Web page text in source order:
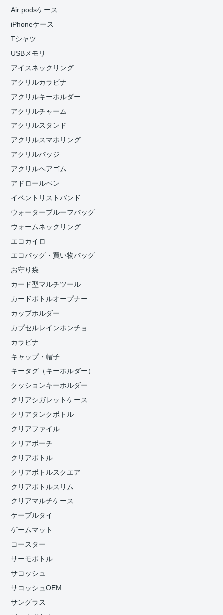
Air podsケース
iPhoneケース
Tシャツ
USBメモリ
アイスネックリング
アクリルカラビナ
アクリルキーホルダー
アクリルチャーム
アクリルスタンド
アクリルスマホリング
アクリルバッジ
アクリルヘアゴム
アドロールペン
イベントリストバンド
ウォータープルーフバッグ
ウォームネックリング
エコカイロ
エコバッグ・買い物バッグ
お守り袋
カード型マルチツール
カードボトルオープナー
カップホルダー
カプセルレインポンチョ
カラビナ
キャップ・帽子
キータグ（キーホルダー）
クッションキーホルダー
クリアシガレットケース
クリアタンクボトル
クリアファイル
クリアポーチ
クリアボトル
クリアボトルスクエア
クリアボトルスリム
クリアマルチケース
ケーブルタイ
ゲームマット
コースター
サーモボトル
サコッシュ
サコッシュOEM
サングラス